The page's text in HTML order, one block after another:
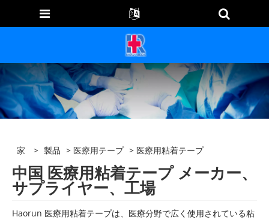
家 > 製品 > 医療用テープ > 医療用粘着テープ
中国 医療用粘着テープ メーカー、
サプライヤー、工場
Haorun 医療用粘着テープは、医療分野で広く使用されている粘